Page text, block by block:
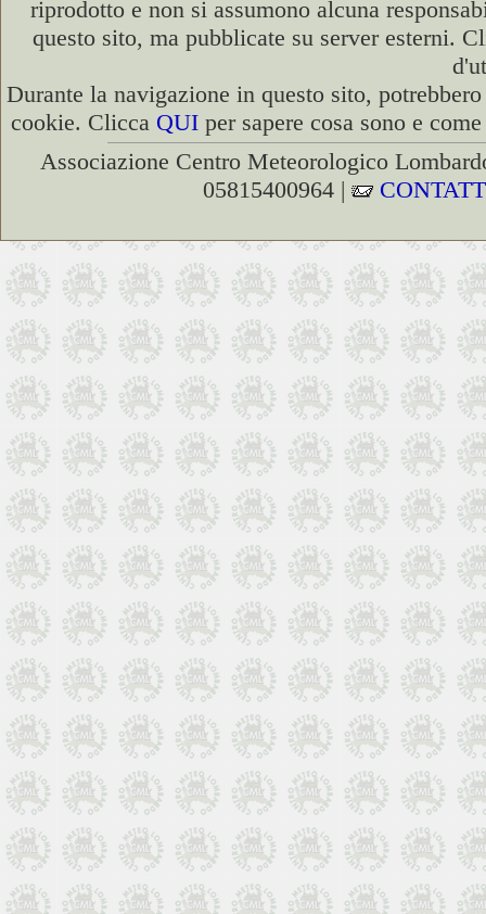
riprodotto e non si assumono alcuna
questo sito, ma pubblicate su server esterni.
Durante la navigazione in questo sito,
cookie. Clicca QUI per sapere cosa sono e
Associazione Centro Meteorologico
05815400964 |